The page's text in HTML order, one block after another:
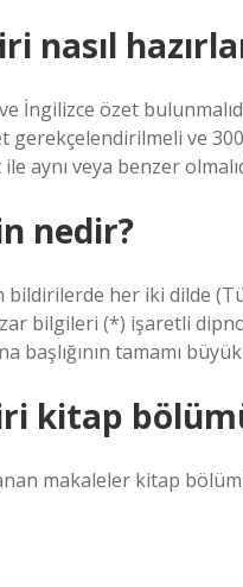
nasıl
İngilizce özet
gerekçelendirilmeli ve
aynı veya benzer
nedir?
her iki dilde
bilgileri (*) işaretli
başlığının tamamı
kitap
makaleler kitap